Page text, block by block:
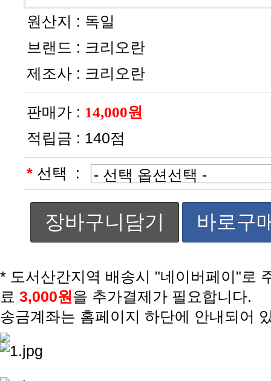
원산지 : 독일
브랜드 : 크리오란
제조사 : 크리오란
판매가 : 14,000원
적립금 : 140점
* 선택 :
장바구니담기 바로구
료 3,000원 을 추가결제가 필요합니다.
송금계좌는 홈페이지 하단에 안내되어